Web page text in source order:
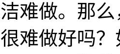
难做。那
难做好吗